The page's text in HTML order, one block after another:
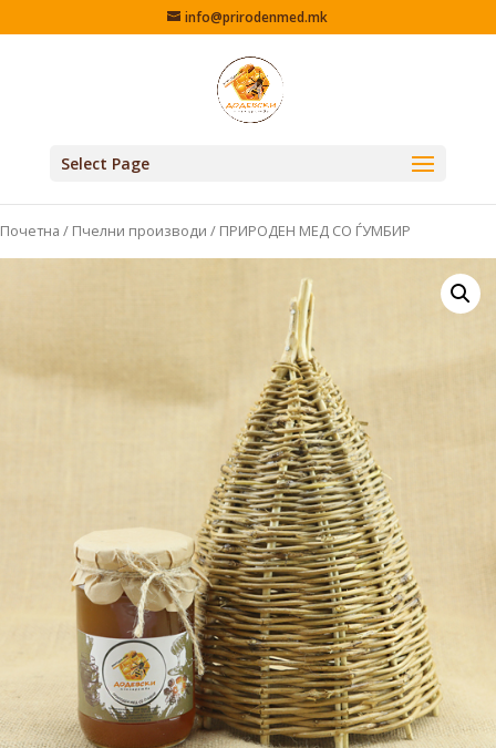
info@prirodenmed.mk
Select Page
Почетна / Пчелни производи / ПРИРОДЕН МЕД СО ЃУМБИР